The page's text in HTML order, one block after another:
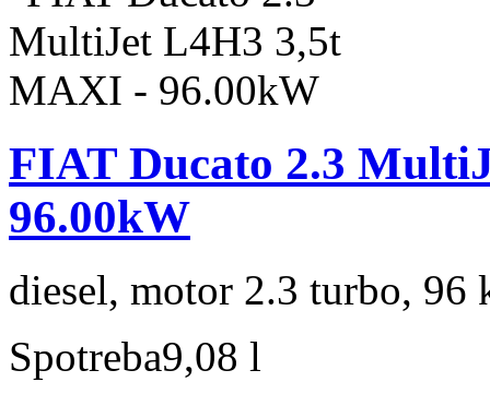
FIAT Ducato 2.3
96.00kW
diesel, motor 2.3 turbo, 96
Spotreba9,08 l